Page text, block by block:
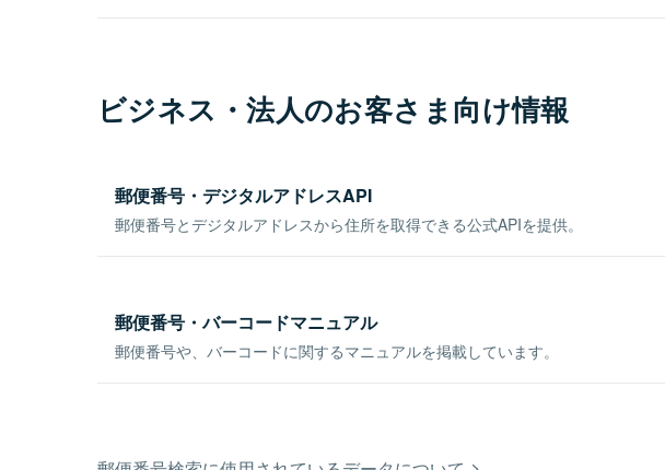
ビジネス・法人のお客さま向け情報
郵便番号・デジタルアドレスAPI
郵便番号とデジタルアドレスから住所を取得できる公式APIを提供。
郵便番号・バーコードマニュアル
郵便番号や、バーコードに関するマニュアルを掲載しています。